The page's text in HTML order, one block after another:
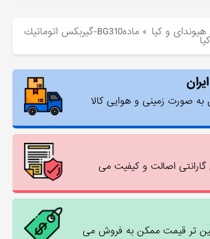
هیوندای و کیا » مادهBG310-گيربكس اتوماتيك
به صورت زمینی و هوایی کالا
گارانتی اصالت و کیفیت می
تر قیمت ممکن به فروش می